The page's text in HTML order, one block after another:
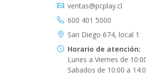
ventas@pcplay.cl
600 401 5000
San Diego 674, local 1
Horario de atención:
Lunes a Viernes de
Sabados de 10:00 a